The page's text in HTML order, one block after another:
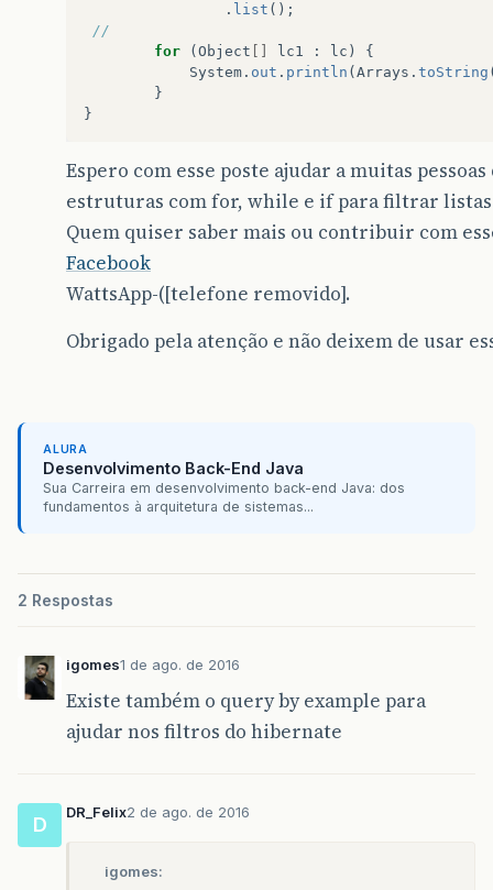
. list ();
//
for
( Object lc1 : lc )
{
System . out . println ( Arrays . toString
}
}
Espero com esse poste ajudar a muitas
estruturas com for, while e if para filtrar
Quem quiser saber mais ou contribuir com
Facebook
WattsApp-([telefone removido].
Obrigado pela atenção e não deixem de usar
ALURA
Desenvolvimento Back-End Java
Sua Carreira em desenvolvimento back-end Java: dos
fundamentos à arquitetura de sistemas...
2 Respostas
igomes1 de ago. de 2016
Existe também o query by example para
ajudar nos filtros do hibernate
D
DR_Felix2 de ago. de 2016
igomes: